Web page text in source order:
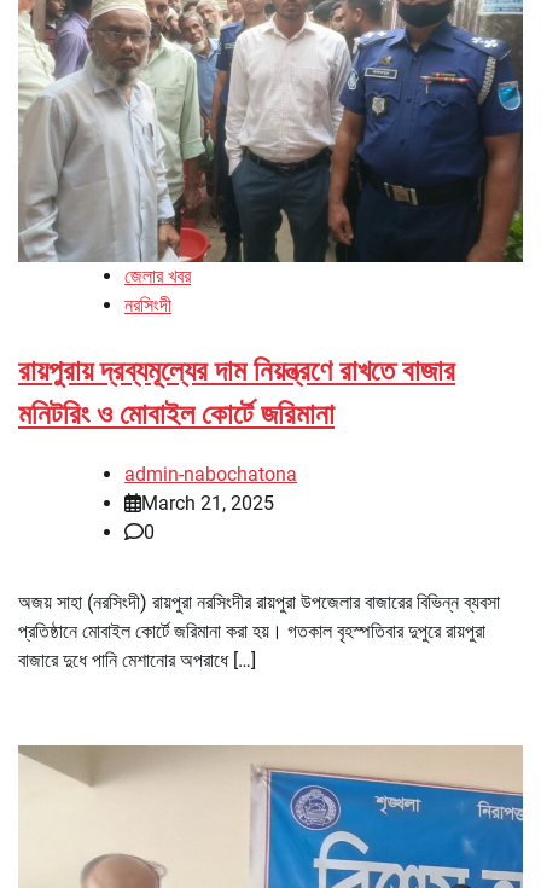
জেলার খবর
নরসিংদী
রায়পুরায় দ্রব্যমূল্যের দাম নিয়ন্ত্রণে রাখতে বাজার
মনিটরিং ও মোবাইল কোর্টে জরিমানা
admin-nabochatona
March 21, 2025
0
অজয় সাহা (নরসিংদী) রায়পুরা নরসিংদীর রায়পুরা উপজেলার বাজারের বিভিন্ন ব্যবসা
প্রতিষ্ঠানে মোবাইল কোর্টে জরিমানা করা হয়। গতকাল বৃহস্পতিবার দুপুরে রায়পুরা
বাজারে দুধে পানি মেশানোর অপরাধে […]